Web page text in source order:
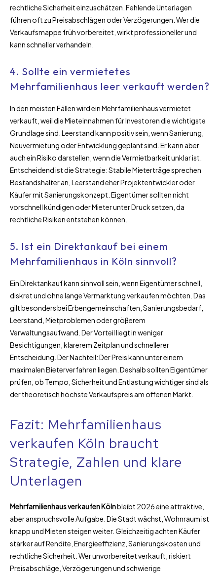
rechtliche Sicherheit einzuschätzen. Fehlende Unterlagen
führen oft zu Preisabschlägen oder Verzögerungen. Wer die
Verkaufsmappe früh vorbereitet, wirkt professioneller und
kann schneller verhandeln.
4. Sollte ein vermietetes
Mehrfamilienhaus leer verkauft werden?
In den meisten Fällen wird ein Mehrfamilienhaus vermietet
verkauft, weil die Mieteinnahmen für Investoren die wichtigste
Grundlage sind. Leerstand kann positiv sein, wenn Sanierung,
Neuvermietung oder Entwicklung geplant sind. Er kann aber
auch ein Risiko darstellen, wenn die Vermietbarkeit unklar ist.
Entscheidend ist die Strategie: Stabile Mieterträge sprechen
Bestandshalter an, Leerstand eher Projektentwickler oder
Käufer mit Sanierungskonzept. Eigentümer sollten nicht
vorschnell kündigen oder Mieter unter Druck setzen, da
rechtliche Risiken entstehen können.
5. Ist ein Direktankauf bei einem
Mehrfamilienhaus in Köln sinnvoll?
Ein Direktankauf kann sinnvoll sein, wenn Eigentümer schnell,
diskret und ohne lange Vermarktung verkaufen möchten. Das
gilt besonders bei Erbengemeinschaften, Sanierungsbedarf,
Leerstand, Mietproblemen oder größerem
Verwaltungsaufwand. Der Vorteil liegt in weniger
Besichtigungen, klarerem Zeitplan und schnellerer
Entscheidung. Der Nachteil: Der Preis kann unter einem
maximalen Bieterverfahren liegen. Deshalb sollten Eigentümer
prüfen, ob Tempo, Sicherheit und Entlastung wichtiger sind als
der theoretisch höchste Verkaufspreis am offenen Markt.
Fazit: Mehrfamilienhaus
verkaufen Köln braucht
Strategie, Zahlen und klare
Unterlagen
Mehrfamilienhaus verkaufen Kölnbleibt 2026 eine attraktive,
aber anspruchsvolle Aufgabe. Die Stadt wächst, Wohnraum ist
knapp und Mieten steigen weiter. Gleichzeitig achten Käufer
stärker auf Rendite, Energieeffizienz, Sanierungskosten und
rechtliche Sicherheit. Wer unvorbereitet verkauft, riskiert
Preisabschläge, Verzögerungen und schwierige